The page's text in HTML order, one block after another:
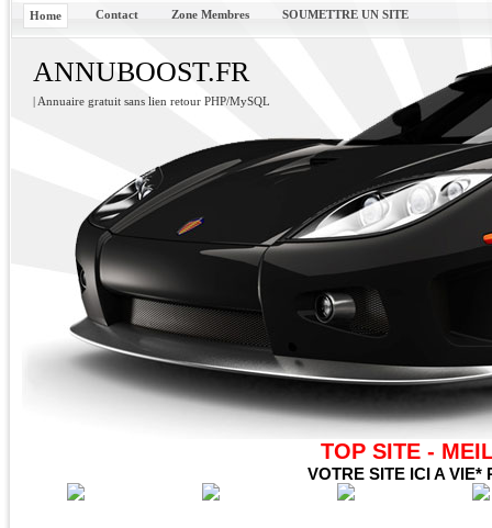
Home Contact Zone Membres SOUMETTRE UN SITE
ANNUBOOST.FR
| Annuaire gratuit sans lien retour PHP/MySQL
TOP SITE -
VOTRE SITE ICI A VIE*